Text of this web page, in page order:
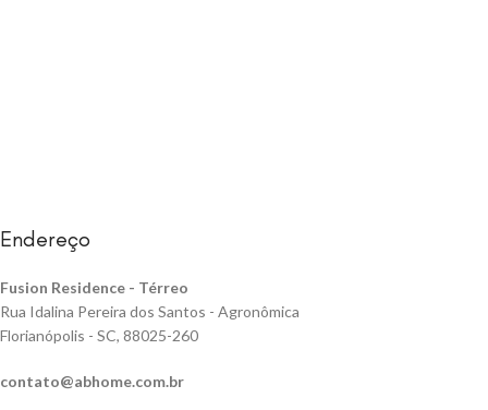
Endereço
Fusion Residence - Térreo
Rua Idalina Pereira dos Santos - Agronômica
Florianópolis - SC, 88025-260
contato@abhome.com.br